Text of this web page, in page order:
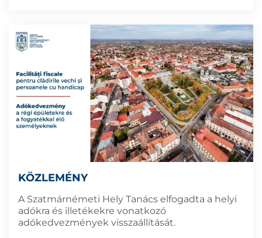
KÖZLEMÉNY
A Szatmárnémeti Hely Tanács elfogadta a helyi
adókra és illetékekre vonatkozó
adókedvezmények visszaállítását.